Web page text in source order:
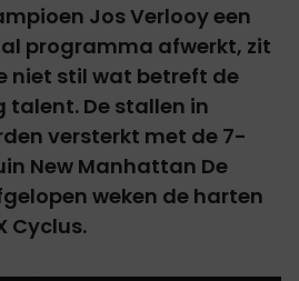
Jos Verlooy een
programma afwerkt, zit
niet stil wat betreft de
De stallen in
versterkt met de 7-
New Manhattan De
weken de harten
Cyclus.